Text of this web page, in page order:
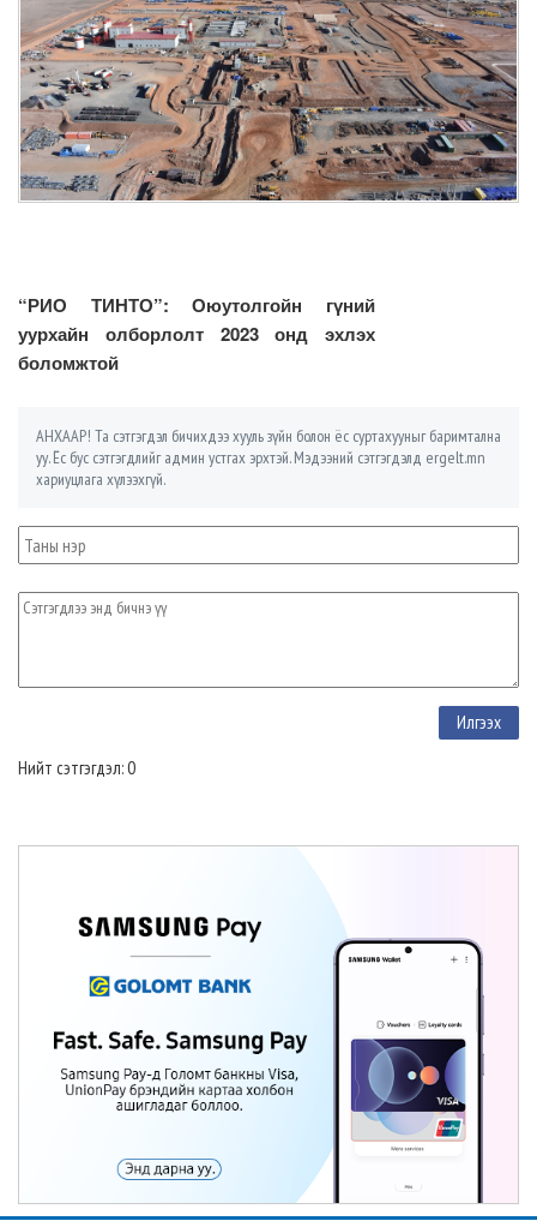
“РИО ТИНТО”: Оюутолгойн гүний
уурхайн олборлолт 2023 онд эхлэх
боломжтой
АНХААР! Та сэтгэгдэл бичихдээ хууль зүйн болон ёс суртахууныг баримтална
уу. Ёс бус сэтгэгдлийг админ устгах эрхтэй. Мэдээний сэтгэгдэлд ergelt.mn
хариуцлага хүлээхгүй.
Нийт сэтгэгдэл: 0